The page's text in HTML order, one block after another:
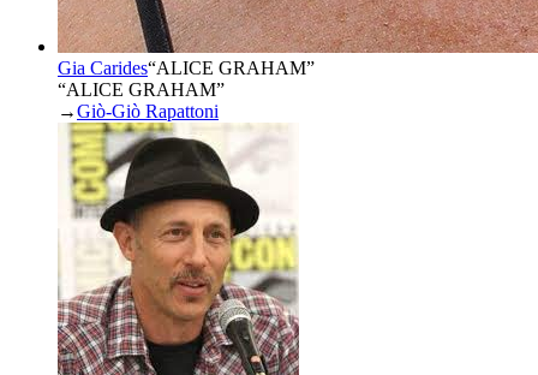
Gia Carides“ALICE GRAHAM”
“ALICE GRAHAM”
→Giò-Giò Rapattoni